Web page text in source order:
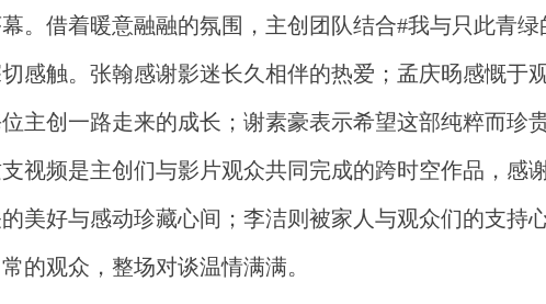
。借着暖意融融的氛围，主创团队结合#我与只此青
感触。张翰感谢影迷长久相伴的热爱；孟庆旸感慨于
主创一路走来的成长；谢素豪表示希望这部纯粹而珍
视频是主创们与影片观众共同完成的跨时空作品，感
美好与感动珍藏心间；李洁则被家人与观众们的支持
的观众，整场对谈温情满满。